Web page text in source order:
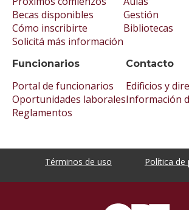
Becas disponibles
Cómo inscribirte
Solicitá más información
Gestión
Bibliotecas
Funcionarios
Portal de funcionarios
Oportunidades laborales
Reglamentos
Contacto
Edificios y
Información
Términos de uso Política de